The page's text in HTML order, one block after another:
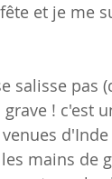
et je me
salisse pas
! c'est
d'Inde
mains de